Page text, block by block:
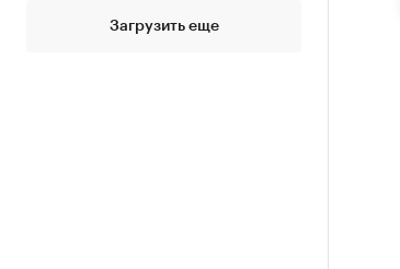
Загрузить еще